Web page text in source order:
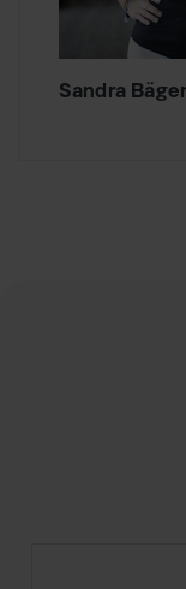
Sandra